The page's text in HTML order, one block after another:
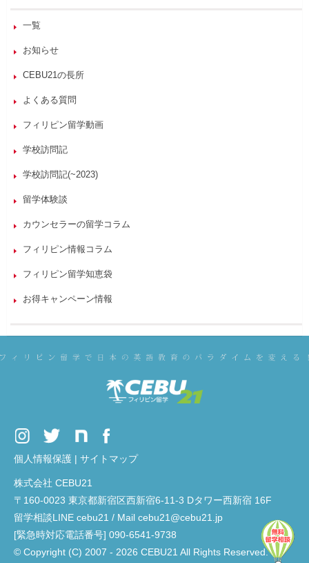
一覧
お知らせ
CEBU21の長所
よくある質問
フィリピン留学動画
学校訪問記
学校訪問記(~2023)
留学体験談
カウンセラーの留学コラム
フィリピン情報コラム
フィリピン留学知恵袋
お得キャンペーン情報
個人情報保護 | サイトマップ
株式会社 CEBU21
〒160-0023 東京都新宿区西新宿6-11-3 Dタワー西新宿 16F
留学相談LINE cebu21 / Mail cebu21@cebu21.jp
[緊急時対応電話番号] 090-6541-9738
© Copyright (C) 2007 - 2026 CEBU21 All Rights Reserved.